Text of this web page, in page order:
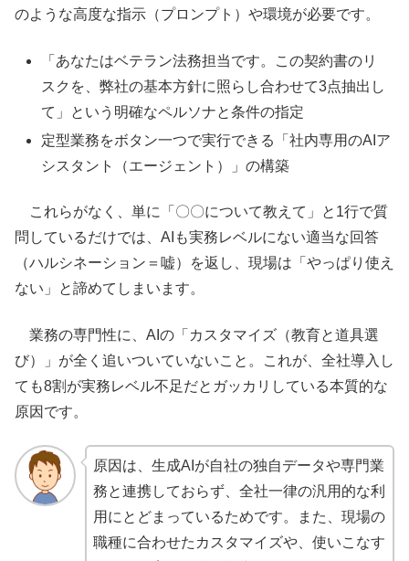
のような高度な指示（プロンプト）や環境が必要です。
「あなたはベテラン法務担当です。この契約書のリ
スクを、弊社の基本方針に照らし合わせて3点抽出し
て」という明確なペルソナと条件の指定
定型業務をボタン一つで実行できる「社内専用のAIア
シスタント（エージェント）」の構築
これらがなく、単に「〇〇について教えて」と1行で質
問しているだけでは、AIも実務レベルにない適当な回答
（ハルシネーション＝嘘）を返し、現場は「やっぱり使え
ない」と諦めてしまいます。
業務の専門性に、AIの「カスタマイズ（教育と道具選
び）」が全く追いついていないこと。これが、全社導入し
ても8割が実務レベル不足だとガッカリしている本質的な
原因です。
原因は、生成AIが自社の独自データや専門業
務と連携しておらず、全社一律の汎用的な利
用にとどまっているためです。また、現場の
職種に合わせたカスタマイズや、使いこなす